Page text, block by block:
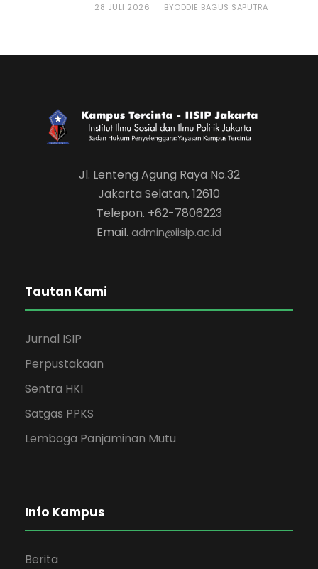
28 JULI 2026 BYODDIE BAGUS SAPUTRA
Jl. Lenteng Agung Raya No.32
Jakarta Selatan, 12610
Telepon. +62-7806223
Email. admin@iisip.ac.id
Tautan Kami
Jurnal ISIP
Perpustakaan
Sentra HKI
Satgas PPKS
Lembaga Panjaminan Mutu
Info Kampus
Berita